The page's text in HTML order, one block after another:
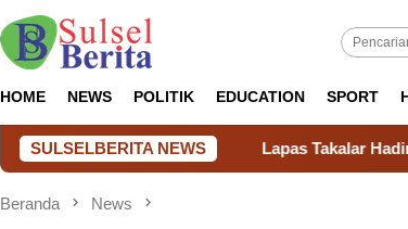
HOME NEWS POLITIK EDUCATION SPORT
SULSELBERITA NEWS
Lapas Takalar Hadirkan Kepedulian Nyata
Beranda News